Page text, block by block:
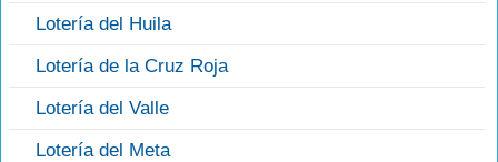
Lotería del Huila
Lotería de la Cruz Roja
Lotería del Valle
Lotería del Meta